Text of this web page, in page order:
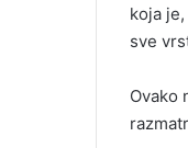
koja
sve
Ovako